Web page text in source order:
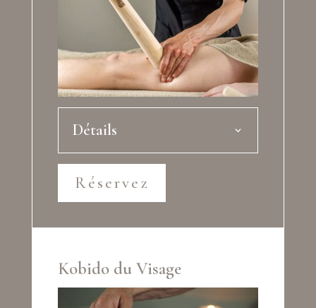
Détails
Réservez
Kobido du Visage